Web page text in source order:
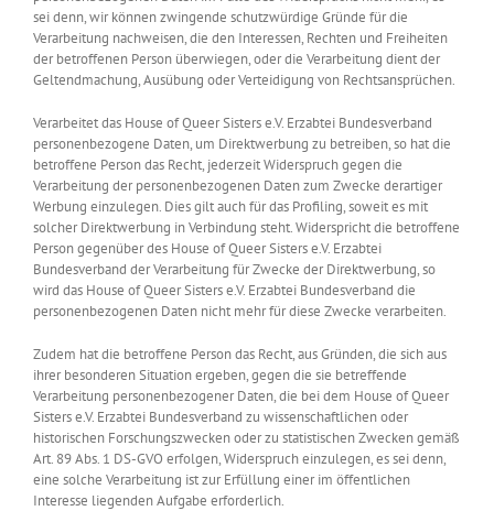
sei denn, wir können zwingende schutzwürdige Gründe für die
Verarbeitung nachweisen, die den Interessen, Rechten und Freiheiten
der betroffenen Person überwiegen, oder die Verarbeitung dient der
Geltendmachung, Ausübung oder Verteidigung von Rechtsansprüchen.
Verarbeitet das House of Queer Sisters e.V. Erzabtei Bundesverband
personenbezogene Daten, um Direktwerbung zu betreiben, so hat die
betroffene Person das Recht, jederzeit Widerspruch gegen die
Verarbeitung der personenbezogenen Daten zum Zwecke derartiger
Werbung einzulegen. Dies gilt auch für das Profiling, soweit es mit
solcher Direktwerbung in Verbindung steht. Widerspricht die betroffene
Person gegenüber des House of Queer Sisters e.V. Erzabtei
Bundesverband der Verarbeitung für Zwecke der Direktwerbung, so
wird das House of Queer Sisters e.V. Erzabtei Bundesverband die
personenbezogenen Daten nicht mehr für diese Zwecke verarbeiten.
Zudem hat die betroffene Person das Recht, aus Gründen, die sich aus
ihrer besonderen Situation ergeben, gegen die sie betreffende
Verarbeitung personenbezogener Daten, die bei dem House of Queer
Sisters e.V. Erzabtei Bundesverband zu wissenschaftlichen oder
historischen Forschungszwecken oder zu statistischen Zwecken gemäß
Art. 89 Abs. 1 DS-GVO erfolgen, Widerspruch einzulegen, es sei denn,
eine solche Verarbeitung ist zur Erfüllung einer im öffentlichen
Interesse liegenden Aufgabe erforderlich.